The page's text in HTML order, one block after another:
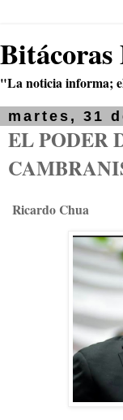
Bitácoras
"La noticia informa;
martes, 31
EL PODER
Ricardo Chua